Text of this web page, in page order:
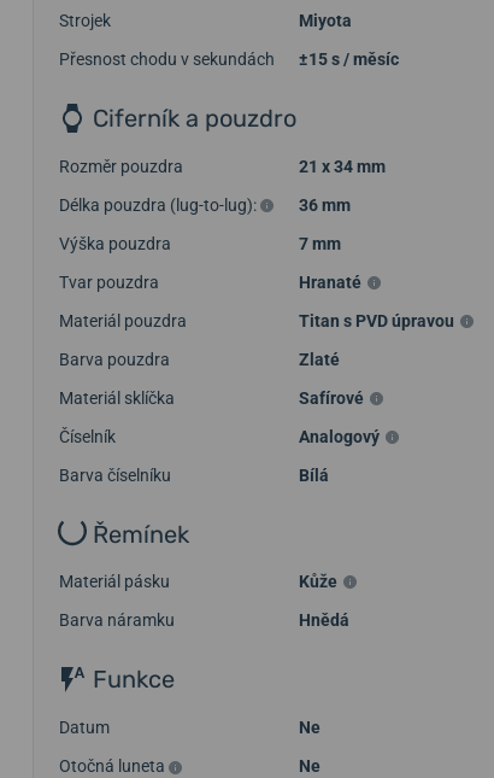
Strojek
Miyota
Přesnost chodu v sekundách
±15 s / měsíc
Ciferník a pouzdro
Rozměr pouzdra
21 x 34 mm
Délka pouzdra (lug-to-lug):
36 mm
Výška pouzdra
7 mm
Tvar pouzdra
Hranaté
Materiál pouzdra
Titan s PVD úpravou
Barva pouzdra
Zlaté
Materiál sklíčka
Safírové
Číselník
Analogový
Barva číselníku
Bílá
Řemínek
Materiál pásku
Kůže
Barva náramku
Hnědá
Funkce
Datum
Ne
Otočná luneta
Ne